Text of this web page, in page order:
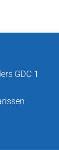
GDC 1